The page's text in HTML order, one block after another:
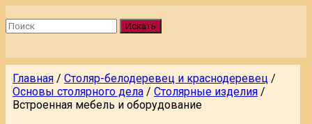
Искать
Главная / Столяр-белодеревец и краснодеревец /
Основы столярного дела / Столярные изделия /
Встроенная мебель и оборудование